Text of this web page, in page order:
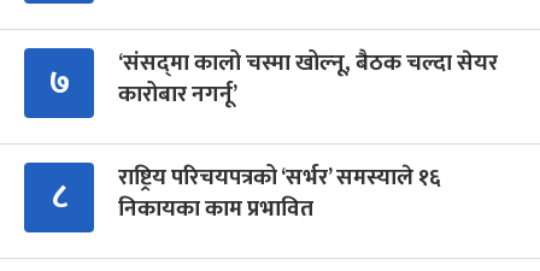
७
‘संसद्‍मा कालो चस्मा खोल्नू, बैठक चल्दा सेयर
कारोबार नगर्नू’
८
राष्ट्रिय परिचयपत्रको ‘सर्भर’ समस्याले १६
निकायका काम प्रभावित